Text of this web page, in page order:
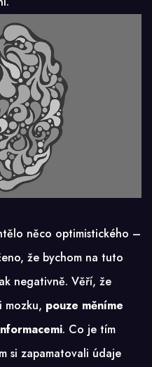
něco optimistického –
že bychom na tuto
negativně. Věří, že
mozku, pouze měníme
. Co je tím
si zapamatovali údaje